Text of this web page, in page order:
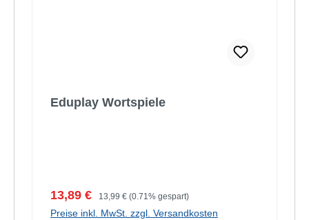
Eduplay Wortspiele
Verkaufspreis:
13,89 € Regulärer Preis:
13,99 € (0.71% gespart)
Preise inkl. MwSt. zzgl. Versandkosten